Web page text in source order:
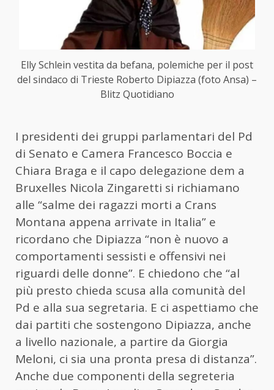
Elly Schlein vestita da befana, polemiche per il post
del sindaco di Trieste Roberto Dipiazza (foto Ansa) –
Blitz Quotidiano
I presidenti dei gruppi parlamentari del Pd
di Senato e Camera Francesco Boccia e
Chiara Braga e il capo delegazione dem a
Bruxelles Nicola Zingaretti si richiamano
alle “salme dei ragazzi morti a Crans
Montana appena arrivate in Italia” e
ricordano che Dipiazza “non è nuovo a
comportamenti sessisti e offensivi nei
riguardi delle donne”. E chiedono che “al
più presto chieda scusa alla comunità del
Pd e alla sua segretaria. E ci aspettiamo che
dai partiti che sostengono Dipiazza, anche
a livello nazionale, a partire da Giorgia
Meloni, ci sia una pronta presa di distanza”.
Anche due componenti della segreteria